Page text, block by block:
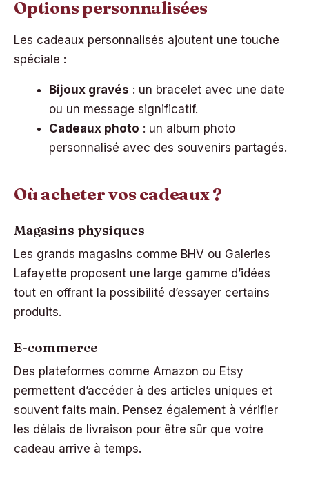
Options personnalisées
Les cadeaux personnalisés ajoutent une touche
spéciale :
Bijoux gravés : un bracelet avec une date
ou un message significatif.
Cadeaux photo : un album photo
personnalisé avec des souvenirs partagés.
Où acheter vos cadeaux ?
Magasins physiques
Les grands magasins comme BHV ou Galeries
Lafayette proposent une large gamme d’idées
tout en offrant la possibilité d’essayer certains
produits.
E-commerce
Des plateformes comme Amazon ou Etsy
permettent d’accéder à des articles uniques et
souvent faits main. Pensez également à vérifier
les délais de livraison pour être sûr que votre
cadeau arrive à temps.